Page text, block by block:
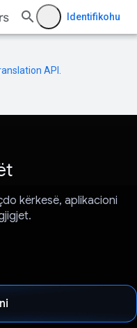
Identifikohu
API
kërkesë, aplikacioni